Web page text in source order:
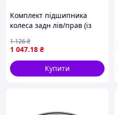
Комплект підшипника
колеса задн лів/прав (із
KIA SPORTAGE 2.0/2.0D
04.94-08.03 BTA H20307BTA
1 047.18 ₴
1 126₴
Купити